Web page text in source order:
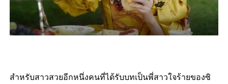
สำหรับสาวสวยอีกหนึ่งคนที่ได้รับบทเป็นพี่สาวใจร้ายของซิ